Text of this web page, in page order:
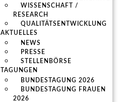
WISSENSCHAFT /
RESEARCH
QUALITÄTSENTWICKLUNG
AKTUELLES
NEWS
PRESSE
STELLENBÖRSE
TAGUNGEN
BUNDESTAGUNG 2026
BUNDESTAGUNG FRAUEN
2026